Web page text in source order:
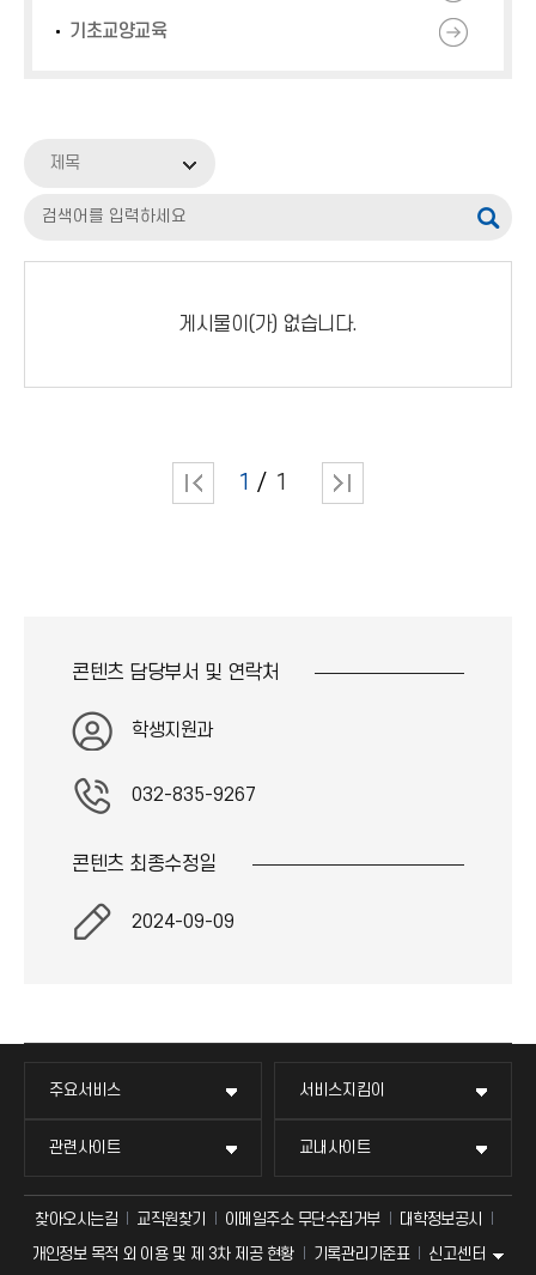
기초교양교육
제목
검
색
게시물이(가) 없습니다.
1 1
콘텐츠 담당부서 및 연락처
학생지원과
032-835-9267
콘텐츠 최종수정일
2024-09-09
주요서비스
교수채용
인터넷증명
입학안내
서비스지킴이
불친절신고
자주 묻는 질문(FAQ)
칭찬마당
관련사이트
발전기금
산학협력단
소비자생활협동조합
교내사이트
교육혁신본부
국제교류과
매트릭스
찾아오시는길 교직원찾기 이메일주소 무단수집거부
대학정보공시
개인정보 목적 외 이용 및 제 3차 제공 현황
기록관리기준표 신고센터